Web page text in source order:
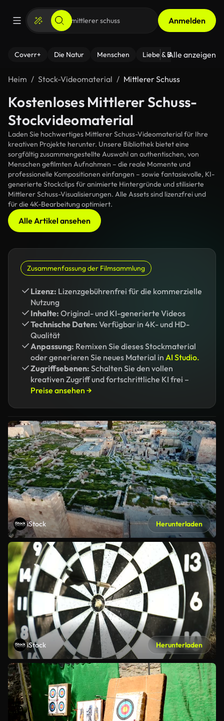
Anmelden
Coverr+ Die Natur Menschen Liebe & Beziehungen
Alle anzeigen
Heim Stock-Videomaterial Mittlerer Schuss
Kostenloses Mittlerer Schuss-
Stockvideomaterial
Laden Sie hochwertiges Mittlerer Schuss-Videomaterial für Ihre
kreativen Projekte herunter. Unsere Bibliothek bietet eine
sorgfältig zusammengestellte Auswahl an authentischen, von
Menschen gefilmten Aufnahmen – die reale Momente und
professionelle Kompositionen einfangen – sowie fantasievolle, KI-
generierte Stockclips für animierte Hintergründe und stilisierte
Mittlerer Schuss-Visualisierungen. Alle Assets sind lizenzfrei und
für die 4K-Bearbeitung optimiert.
Alle Artikel ansehen
Zusammenfassung der Filmsammlung
Lizenz: Lizenzgebührenfrei für die kommerzielle
Nutzung
Inhalte: Original- und KI-generierte Videos
Technische Daten: Verfügbar in 4K- und HD-
Qualität
Anpassung: Remixen Sie dieses Stockmaterial
oder generieren Sie neues Material in AI Studio.
Zugriffsebenen: Schalten Sie den vollen
kreativen Zugriff und fortschrittliche KI frei –
Preise ansehen →
iStock Herunterladen
iStock Herunterladen